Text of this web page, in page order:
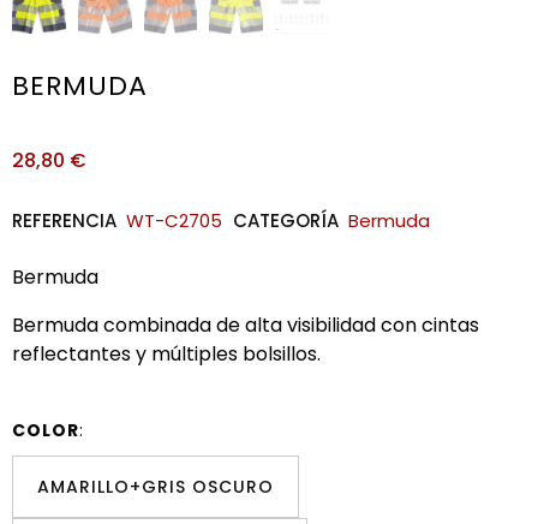
BERMUDA
28,80 €
REFERENCIA WT-C2705 CATEGORÍA Bermuda
Bermuda
Bermuda combinada de alta visibilidad con cintas
reflectantes y múltiples bolsillos.
COLOR:
AMARILLO+GRIS OSCURO